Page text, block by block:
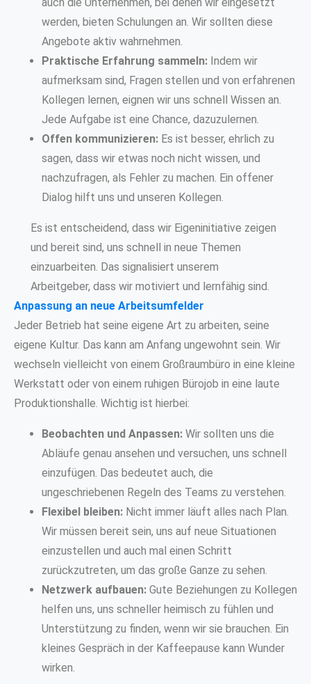
werden, bieten Schulungen an. Wir sollten diese
Angebote aktiv wahrnehmen.
Praktische Erfahrung sammeln: Indem wir
aufmerksam sind, Fragen stellen und von erfahrenen
Kollegen lernen, eignen wir uns schnell Wissen an.
Jede Aufgabe ist eine Chance, dazuzulernen.
Offen kommunizieren: Es ist besser, ehrlich zu
sagen, dass wir etwas noch nicht wissen, und
nachzufragen, als Fehler zu machen. Ein offener
Dialog hilft uns und unseren Kollegen.
Es ist entscheidend, dass wir Eigeninitiative zeigen
und bereit sind, uns schnell in neue Themen
einzuarbeiten. Das signalisiert unserem
Arbeitgeber, dass wir motiviert und lernfähig sind.
Anpassung an neue Arbeitsumfelder
Jeder Betrieb hat seine eigene Art zu arbeiten, seine
eigene Kultur. Das kann am Anfang ungewohnt sein. Wir
wechseln vielleicht von einem Großraumbüro in eine kleine
Werkstatt oder von einem ruhigen Bürojob in eine laute
Produktionshalle. Wichtig ist hierbei:
Beobachten und Anpassen: Wir sollten uns die
Abläufe genau ansehen und versuchen, uns schnell
einzufügen. Das bedeutet auch, die
ungeschriebenen Regeln des Teams zu verstehen.
Flexibel bleiben: Nicht immer läuft alles nach Plan.
Wir müssen bereit sein, uns auf neue Situationen
einzustellen und auch mal einen Schritt
zurückzutreten, um das große Ganze zu sehen.
Netzwerk aufbauen: Gute Beziehungen zu Kollegen
helfen uns, uns schneller heimisch zu fühlen und
Unterstützung zu finden, wenn wir sie brauchen. Ein
kleines Gespräch in der Kaffeepause kann Wunder
wirken.